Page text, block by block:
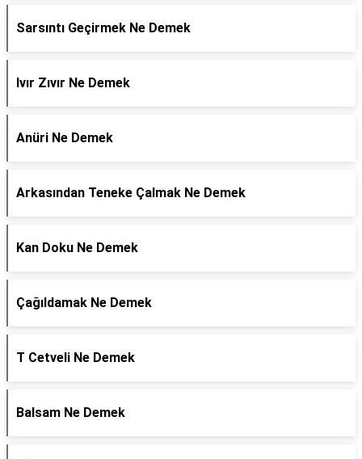
Sarsıntı Geçirmek Ne Demek
Ivır Zıvır Ne Demek
Anüri Ne Demek
Arkasından Teneke Çalmak Ne Demek
Kan Doku Ne Demek
Çağıldamak Ne Demek
T Cetveli Ne Demek
Balsam Ne Demek